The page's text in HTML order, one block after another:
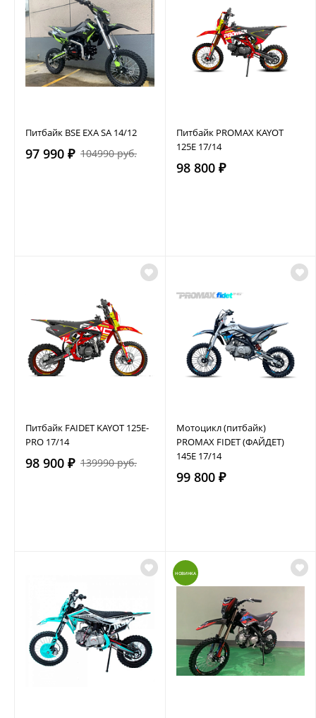
Питбайк BSE EXA SA 14/12
97 990 ₽ 104990 руб.
Питбайк PROMAX KAYOT
125E 17/14
98 800 ₽
Питбайк FAIDET KAYOT 125E-
PRO 17/14
98 900 ₽ 139990 руб.
Мотоцикл (питбайк)
PROMAX FIDET (ФАЙДЕТ)
145E 17/14
99 800 ₽
НОВИНКА